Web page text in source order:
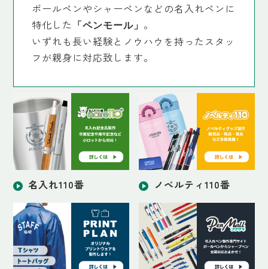
ボールペンやシャーペンなどの名入れペンに
特化した
「ペンモール」 。
いずれも長い経験とノウハウを持ったスタッ
フが親身に対応致します。
名入れ110番 ノベルティ110番